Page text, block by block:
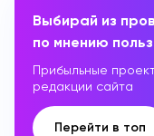
Выбирай из
по мнению
Прибыльные
редакции сайта
Перейти в топ